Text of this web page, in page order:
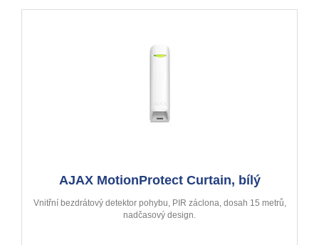
AJAX MotionProtect Curtain, bílý
Vnitřní bezdrátový detektor pohybu, PIR záclona, dosah 15 metrů,
nadčasový design.